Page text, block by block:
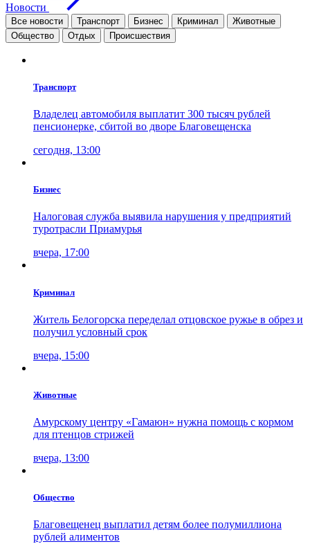
Новости
Все новости Транспорт Бизнес Криминал
Животные
Общество
Отдых Проиcшествия
Транспорт
Владелец автомобиля выплатит 300 тысяч рублей
пенсионерке, сбитой во дворе Благовещенска
сегодня, 13:00
Бизнес
Налоговая служба выявила нарушения у предприятий
туротрасли Приамурья
вчера, 17:00
Криминал
Житель Белогорска переделал отцовское ружье в обрез и
получил условный срок
вчера, 15:00
Животные
Амурскому центру «Гамаюн» нужна помощь с кормом
для птенцов стрижей
вчера, 13:00
Общество
Благовещенец выплатил детям более полумиллиона
рублей алиментов